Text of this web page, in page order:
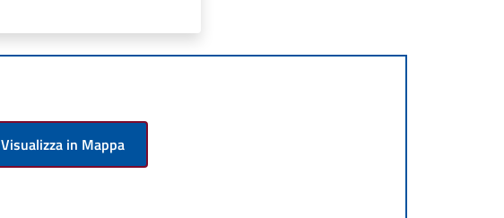
Visualizza in Mappa